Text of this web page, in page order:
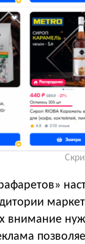
внимание